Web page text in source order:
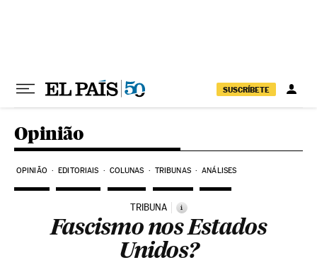
SUSCRÍBETE
Opinião
OPINIÃO EDITORIAIS COLUNAS TRIBUNAS ANÁLISES
TRIBUNA i
Fascismo nos Estados
Unidos?